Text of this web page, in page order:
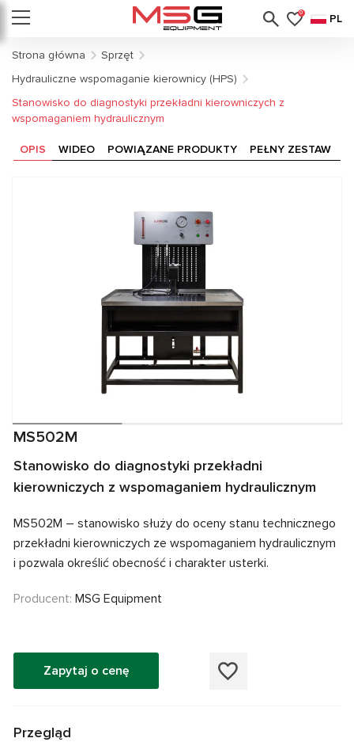
0 PL
Strona główna
Sprzęt
Hydrauliczne wspomaganie kierownicy (HPS)
Stanowisko do diagnostyki przekładni kierowniczych z
wspomaganiem hydraulicznym
MS502M
Stanowisko do diagnostyki przekładni
kierowniczych z wspomaganiem hydraulicznym
MS502M – stanowisko służy do oceny stanu technicznego
przekładni kierowniczych ze wspomaganiem hydraulicznym
i pozwala określić obecność i charakter usterki.
Producent: MSG Equipment
Zapytaj o cenę
OPIS WIDEO POWIĄZANE PRODUKTY PEŁNY ZESTAW
Przegląd